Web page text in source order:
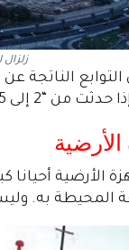
زلزال
الناتجة
من “2 إلى 3.5”.
الأرضية
الأرضية
المحيطة به.